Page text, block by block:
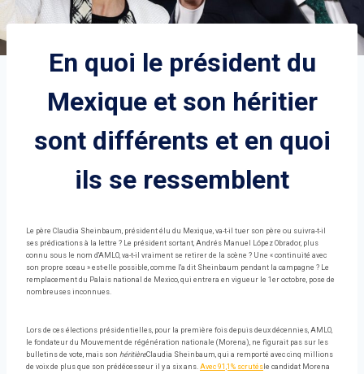
En quoi le président du
Mexique et son héritier
sont différents et en quoi
ils se ressemblent
Le père Claudia Sheinbaum, président élu du Mexique, va-t-il tuer son père ou suivra-t-il
ses prédications à la lettre ? Le président sortant, Andrés Manuel López Obrador, plus
connu sous le nom d'AMLO, va-t-il vraiment se retirer de la scène ? Une « continuité avec
son propre sceau » est-elle possible, comme l'a dit Sheinbaum pendant la campagne ? Le
remplacement du Palais national de Mexico, qui entrera en vigueur le 1er octobre, pose de
nombreuses inconnues.
Lors de ces élections présidentielles, pour la première fois depuis deux décennies, AMLO,
le fondateur du Mouvement de régénération nationale (Morena), ne figurait pas sur les
bulletins de vote, mais son héritièreClaudia Sheinbaum, qui a remporté avec cinq millions
de voix de plus que son prédécesseur il y a six ans. Avec 91,1% scrutés le candidat Morena